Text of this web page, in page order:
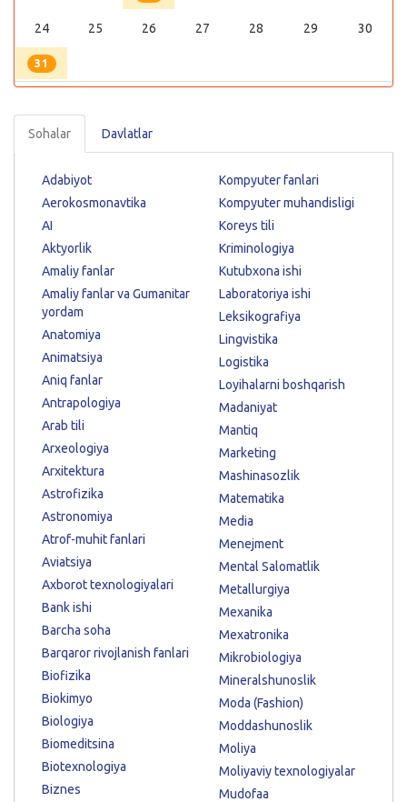
24 25 26 27 28 29 30
31
Sohalar Davlatlar
Adabiyot
Aerokosmonavtika
AI
Aktyorlik
Amaliy fanlar
Amaliy fanlar va Gumanitar
yordam
Anatomiya
Animatsiya
Aniq fanlar
Antrapologiya
Arab tili
Arxeologiya
Arxitektura
Astrofizika
Astronomiya
Atrof-muhit fanlari
Aviatsiya
Axborot texnologiyalari
Bank ishi
Barcha soha
Barqaror rivojlanish fanlari
Biofizika
Biokimyo
Biologiya
Biomeditsina
Biotexnologiya
Biznes
Kompyuter fanlari
Kompyuter muhandisligi
Koreys tili
Kriminologiya
Kutubxona ishi
Laboratoriya ishi
Leksikografiya
Lingvistika
Logistika
Loyihalarni boshqarish
Madaniyat
Mantiq
Marketing
Mashinasozlik
Matematika
Media
Menejment
Mental Salomatlik
Metallurgiya
Mexanika
Mexatronika
Mikrobiologiya
Mineralshunoslik
Moda (Fashion)
Moddashunoslik
Moliya
Moliyaviy texnologiyalar
Mudofaa